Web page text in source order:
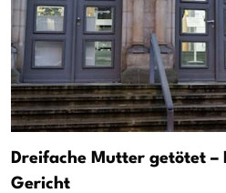
Dreifache Mutter getötet –
Gericht